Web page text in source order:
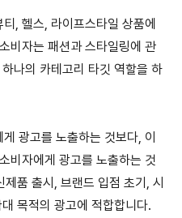
헬스 라이프스타일 상품에
비자는 패션과 스타일링에 관
나의 카테고리 타깃 역할을 하
광고를 노출하는 것보다 이
비자에게 광고를 노출하는 것
제품 출시 브랜드 입점 초기
시
목적의 광고에 적합합니다.